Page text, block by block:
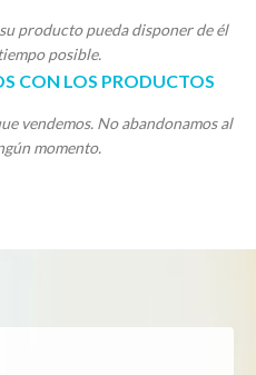
producto pueda disponer de él
posible.
CON LOS PRODUCTOS
vendemos. No abandonamos al
momento.